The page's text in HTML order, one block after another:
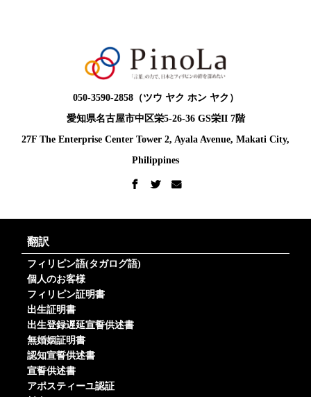
050-3590-2858（ツウ ヤク ホン ヤク）
愛知県名古屋市中区栄5-26-36 GS栄II 7階
27F The Enterprise Center Tower 2, Ayala Avenue, Makati City,
Philippines
翻訳
フィリピン語(タガログ語)
個人のお客様
フィリピン証明書
出生証明書
出生登録遅延宣誓供述書
無婚姻証明書
認知宣誓供述書
宣誓供述書
アポスティーユ認証